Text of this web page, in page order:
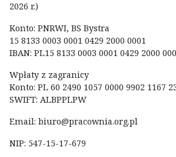
2026 r.)
Konto: PNRWI, BS Bystra
15 8133 0003 0001 0429 2000 0001
IBAN: PL15 8133 0003 0001 0429 2000
Wpłaty z zagranicy
Konto: PL 60 2490 1057 0000 9902 1167
SWIFT: ALBPPLPW
Email: biuro@pracownia.org.pl
NIP: 547-15-17-679